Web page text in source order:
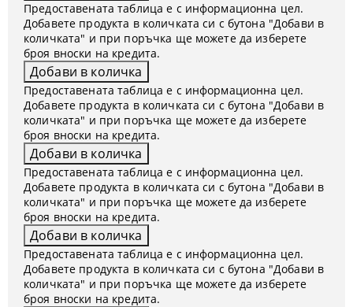
Предоставената таблица е с информационна цел.
Добавете продукта в количката си с бутона "Добави в
количката" и при поръчка ще можете да изберете
броя вноски на кредита.
Предоставената таблица е с информационна цел.
Добавете продукта в количката си с бутона "Добави в
количката" и при поръчка ще можете да изберете
броя вноски на кредита.
Предоставената таблица е с информационна цел.
Добавете продукта в количката си с бутона "Добави в
количката" и при поръчка ще можете да изберете
броя вноски на кредита.
Предоставената таблица е с информационна цел.
Добавете продукта в количката си с бутона "Добави в
количката" и при поръчка ще можете да изберете
броя вноски на кредита.